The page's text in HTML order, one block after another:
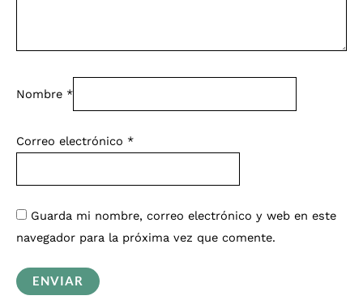
Nombre *
Correo electrónico *
Guarda mi nombre, correo electrónico y web en este
navegador para la próxima vez que comente.